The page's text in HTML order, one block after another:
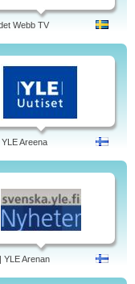
Webb TV
Areena
YLE Arenan